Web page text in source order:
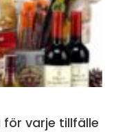
för varje tillfälle